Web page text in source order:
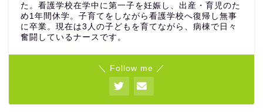
た。看護学校在学中に第一子を妊娠し、出産・育児のた
め1年間休学。子育てをしながら看護学校へ復帰し無事
に卒業。現在は3人の子どもを育てながら、病棟で日々
奮闘しているナースです。
＼ Follow me ／